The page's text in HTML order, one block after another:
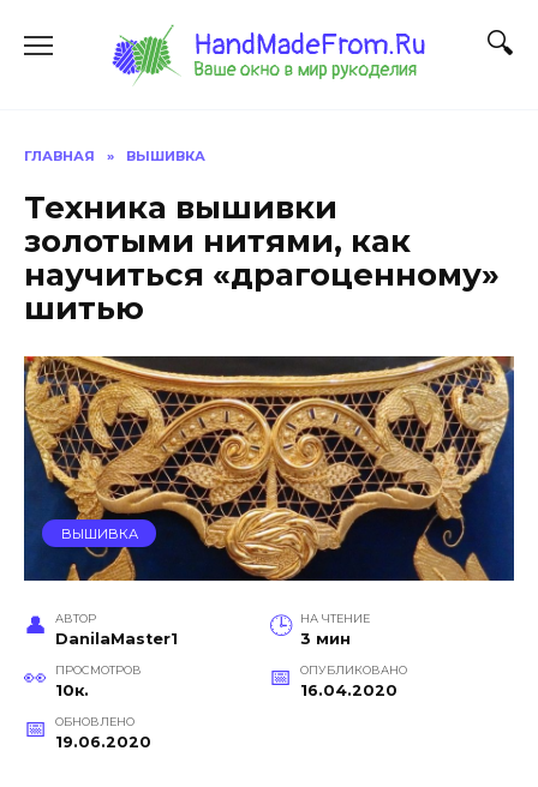
содержанию
ГЛАВНАЯ » ВЫШИВКА
Техника вышивки
золотыми нитями, как
научиться «драгоценному»
шитью
ВЫШИВКА
АВТОР
DanilaMaster1
НА ЧТЕНИЕ
3 мин
ПРОСМОТРОВ
10к.
ОПУБЛИКОВАНО
16.04.2020
ОБНОВЛЕНО
19.06.2020